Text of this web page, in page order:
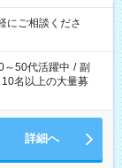
ご相談くださ
～50代活躍中 / 副
10名以上の大量募
詳細へ